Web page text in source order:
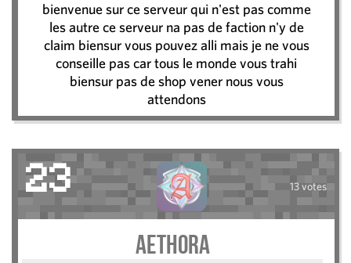
bienvenue sur ce serveur qui n'est pas comme
les autre ce serveur na pas de faction n'y de
claim biensur vous pouvez alli mais je ne vous
conseille pas car tous le monde vous trahi
biensur pas de shop vener nous vous
attendons
23 13 votes
AETHORA